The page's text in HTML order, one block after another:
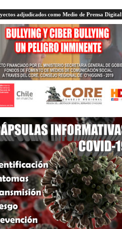
adjudicados como Medio de Prensa Digital